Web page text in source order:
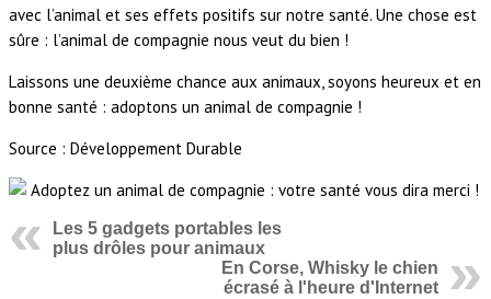
avec l’animal et ses effets positifs sur notre santé. Une chose est
sûre : l’animal de compagnie nous veut du bien !
Laissons une deuxième chance aux animaux, soyons heureux et en
bonne santé : adoptons un animal de compagnie !
Source : Développement Durable
Les 5 gadgets portables les
plus drôles pour animaux
En Corse, Whisky le chien
écrasé à l'heure d'Internet